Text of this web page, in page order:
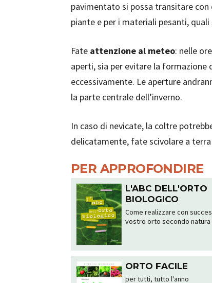
pavimentato si possa transitare
piante e per i materiali pesanti,
Fate attenzione al meteo: nelle
aperti, sia per evitare la formazione
eccessivamente. Le aperture
la parte centrale dell’inverno.
In caso di nevicate, la coltre
delicatamente, fate scivolare a terra
PER APPROFONDIRE
L'ABC DELL'ORTO
BIOLOGICO
Come realizzare con
vostro orto secondo natura
ORTO FACILE
per tutti, tutto l'anno